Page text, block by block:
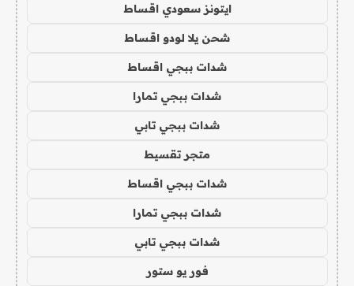
ايتونز سعودي اقساط
شحن يلا لودو اقساط
شدات ببجي اقساط
شدات ببجي تمارا
شدات ببجي تابي
متجر تقسيط
شدات ببجي اقساط
شدات ببجي تمارا
شدات ببجي تابي
فور يو ستور